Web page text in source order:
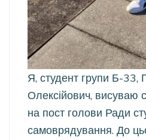
Я, студент групи Б-33,
Олексійович, висуваю
на пост голови Ради
самоврядування. До